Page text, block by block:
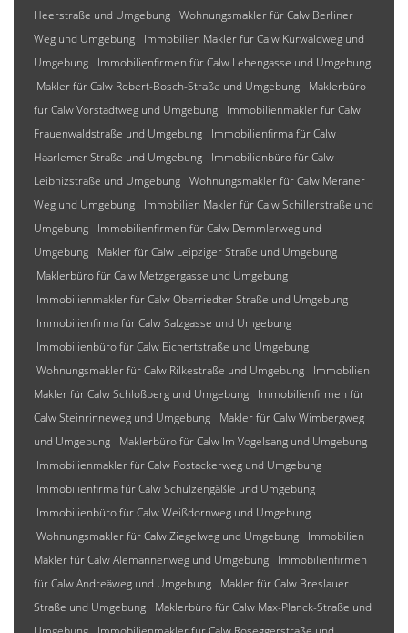
Heerstraße und Umgebung Wohnungsmakler für Calw Berliner
Weg und Umgebung
Immobilien Makler für Calw Kurwaldweg und
Umgebung
Immobilienfirmen für Calw Lehengasse und Umgebung
Makler für Calw Robert-Bosch-Straße und Umgebung
Maklerbüro
für Calw Vorstadtweg und Umgebung
Immobilienmakler für Calw
Frauenwaldstraße und Umgebung
Immobilienfirma für Calw
Haarlemer Straße und Umgebung
Immobilienbüro für Calw
Leibnizstraße und Umgebung Wohnungsmakler für Calw Meraner
Weg und Umgebung
Immobilien Makler für Calw Schillerstraße und
Umgebung
Immobilienfirmen für Calw Demmlerweg und
Umgebung
Makler für Calw Leipziger Straße und Umgebung
Maklerbüro für Calw Metzgergasse und Umgebung
Immobilienmakler für Calw Oberriedter Straße und Umgebung
Immobilienfirma für Calw Salzgasse und Umgebung
Immobilienbüro für Calw Eichertstraße und Umgebung
Wohnungsmakler für Calw Rilkestraße und Umgebung
Immobilien
Makler für Calw Schloßberg und Umgebung
Immobilienfirmen für
Calw Steinrinneweg und Umgebung
Makler für Calw Wimbergweg
und Umgebung
Maklerbüro für Calw Im Vogelsang und Umgebung
Immobilienmakler für Calw Postackerweg und Umgebung
Immobilienfirma für Calw Schulzengäßle und Umgebung
Immobilienbüro für Calw Weißdornweg und Umgebung
Wohnungsmakler für Calw Ziegelweg und Umgebung
Immobilien
Makler für Calw Alemannenweg und Umgebung
Immobilienfirmen
für Calw Andreäweg und Umgebung
Makler für Calw Breslauer
Straße und Umgebung
Maklerbüro für Calw Max-Planck-Straße und